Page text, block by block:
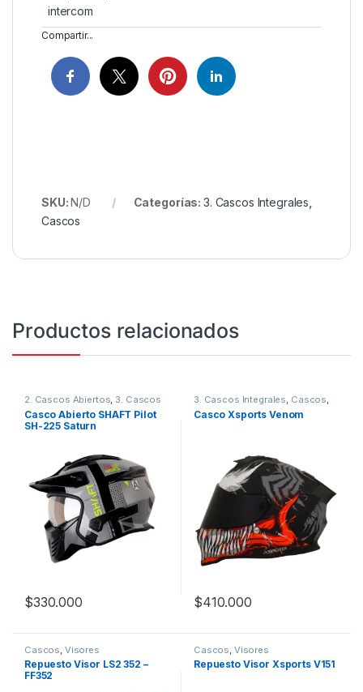
intercom
Compartir...
SKU:N/D Categorías: 3. Cascos Integrales
Cascos
Productos relacionados
2. Cascos Abiertos, 3. Cascos
Integrales ,Cascos , Shaft
Casco Abierto SHAFT Pilot
SH-225 Saturn
$330.000
3. Cascos Integrales, Cascos,
Xsports
Casco Xsports Venom
$410.000
Cascos Visores
Repuesto Visor LS2 352 –
FF352
Cascos Visores
Repuesto Visor Xsports V151